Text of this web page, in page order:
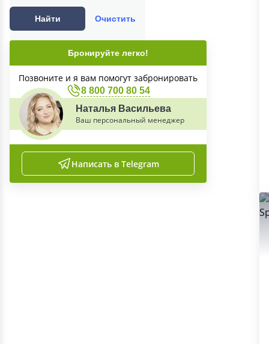
Найти Очистить
Бронируйте легко!
Позвоните и я вам помогут забронировать
8 800 700 80 54
Наталья Васильева
Ваш персональный менеджер
Написать в Telegram